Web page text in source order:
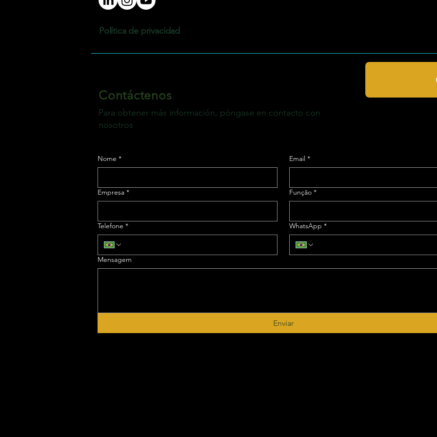
Política de privacidad
Contáctenos
Para obtener más información, póngase en contacto con
nosotros
Nome * Email *
Empresa * Função *
Telefone * WhatsApp *
Mensagem
Enviar